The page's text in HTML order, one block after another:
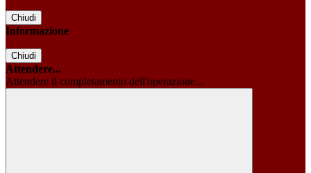
Chiudi
Informazione
Chiudi
Attendere...
Attendere il completamento dell'operazione...